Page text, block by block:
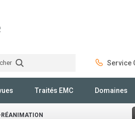
Service
Traités EMC Domaines